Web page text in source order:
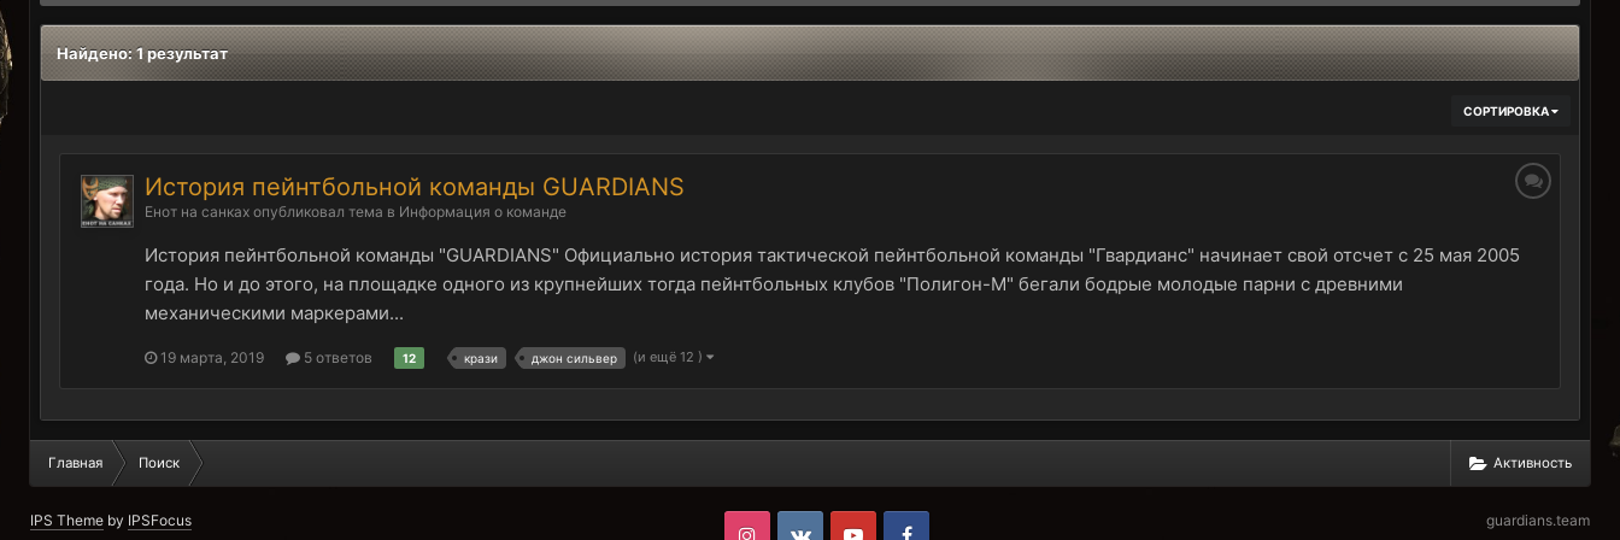
Найдено: 1 результат
СОРТИРОВКА
История пейнтбольной команды GUARDIANS
Енот на санках опубликовал тема в Информация о команде
История пейнтбольной команды "GUARDIANS" Официально история тактической пейнтбольной команды "Гвардианс" начинает свой отсчет с 25 мая 2005
года. Но и до этого, на площадке одного из крупнейших тогда пейнтбольных клубов "Полигон-М" бегали бодрые молодые парни с древними
механическими маркерами...
19 марта, 2019 5 ответов 12 крази джон сильвер (и ещё 12 )
Активность
Главная Поиск
IPS Theme by IPSFocus
InstagramVK Youtube
guardians.team